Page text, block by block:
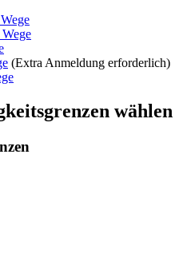
(Extra Anmeldung erforderlich)
wählen